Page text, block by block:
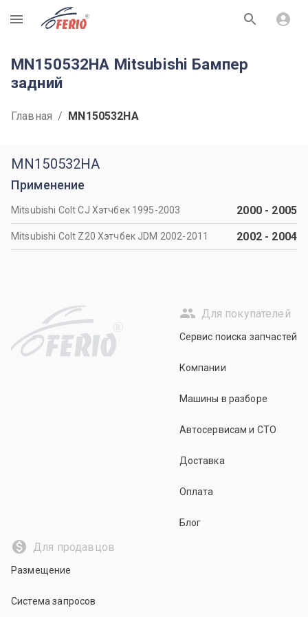
R
MN150532HA Mitsubishi Бампер
задний
Главная / MN150532HA
MN150532HA
Применение
Mitsubishi Colt CJ Хэтчбек 1995-2003 2000- 2005
Mitsubishi Colt Z20 Хэтчбек JDM 2002-2011 2002- 2004
R
Для покупателей
Сервис поиска запчастей
Компании
Машины в разборе
Автосервисам и СТО
Доставка
Оплата
Блог
Для продавцов
Размещение
Система запросов